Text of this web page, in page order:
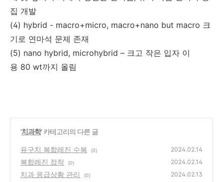
집 개발
(4) hybrid - macro+micro, macro+nano but macro 크
기로 연마석 문제 존재
(5) nano hybrid, microhybrid – 크고 작은 입자 이
용 80 wt까지 올림
'치과학' 카테고리의 다른 글
유구치 복합레진 수복 (0) 2024.02.14
복합레진 접착 (0) 2024.02.14
치과 응급상황 관리 (0) 2024.02.13